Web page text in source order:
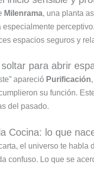
Milenrama, una planta
especialmente
espacios seguros y
para abrir
apareció Purificación
su función.
del pasado.
Cocina: lo que
el universo te habla
confuso. Lo que se